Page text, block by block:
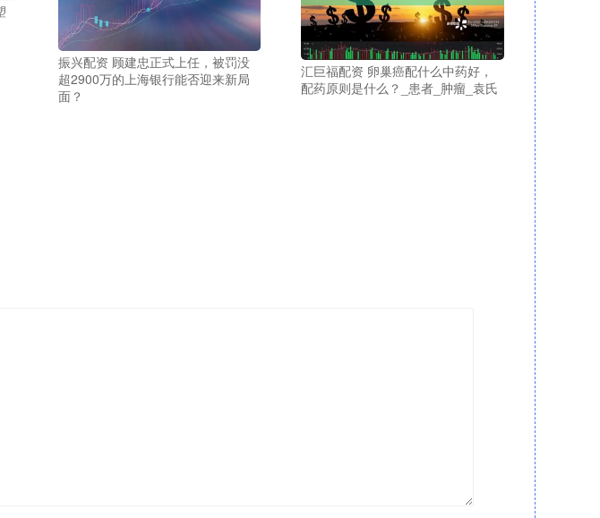
振兴配资 顾建忠正式上任，被罚没
超2900万的上海银行能否迎来新局
面？
汇巨福配资 卵巢癌配什么中药好，
配药原则是什么？_患者_肿瘤_袁氏